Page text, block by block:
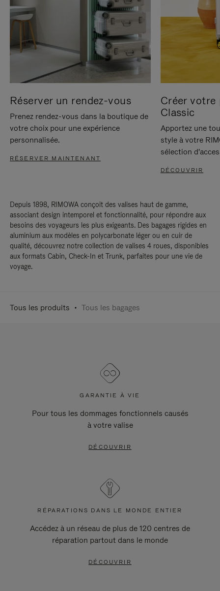
Réserver un rendez-vous
Prenez rendez-vous dans la boutique de
votre choix pour une expérience
personnalisée.
RÉSERVER MAINTENANT
Créer votre
Classic
Apportez une
style à votre
sélection
DÉCOUVRIR
Depuis 1898, RIMOWA conçoit des valises haut de gamme,
associant design intemporel et fonctionnalité, pour répondre aux
besoins des voyageurs les plus exigeants. Des bagages rigides en
aluminium aux modèles en polycarbonate léger ou en cuir de
qualité, découvrez notre collection de valises 4 roues, disponibles
aux formats Cabin, Check-In et Trunk, parfaites pour une vie de
voyage.
Tous les produits Tous les bagages
GARANTIE À VIE
Pour tous les dommages fonctionnels causés
à votre valise
DÉCOUVRIR
RÉPARATIONS DANS LE MONDE ENTIER
Accédez à un réseau de plus de 120 centres de
réparation partout dans le monde
DÉCOUVRIR